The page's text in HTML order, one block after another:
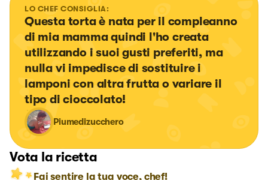
LO CHEF CONSIGLIA:
Questa torta è nata per il compleanno
di mia mamma quindi l'ho creata
utilizzando i suoi gusti preferiti, ma
nulla vi impedisce di sostituire i
lamponi con altra frutta o variare il
tipo di cioccolato!
Piumedizucchero
Vota la ricetta
Fai sentire la tua voce, chef!